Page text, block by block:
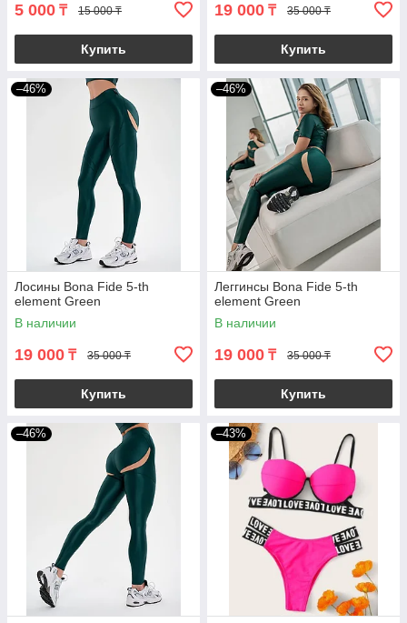
5 000 ₸ 15 000 ₸
Купить
19 000 ₸ 35 000 ₸
Купить
–46%
Лосины Bona Fide 5-th
element Green
В наличии
19 000 ₸ 35 000 ₸
Купить
–46%
Леггинсы Bona Fide 5-th
element Green
В наличии
19 000 ₸ 35 000 ₸
Купить
–46% –43%